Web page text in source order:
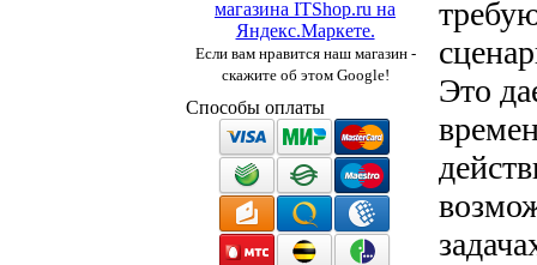
Если вам нравится наш магазин -
скажите об этом Google!
Способы оплаты
Это